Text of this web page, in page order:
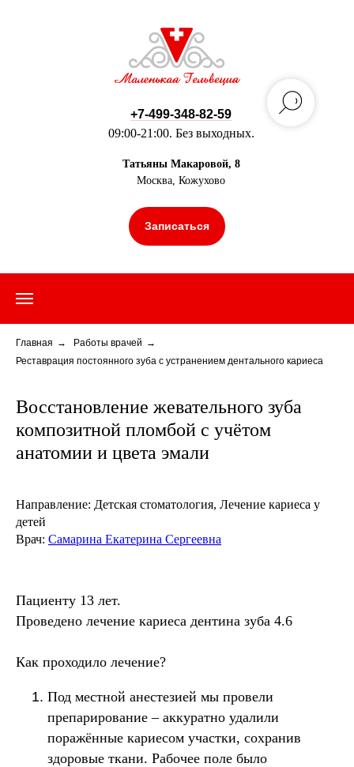
+7-499-348-82-59
09:00-21:00. Без выходных.
Татьяны Макаровой, 8
Москва, Кожухово
Записаться
Главная → Работы врачей →
Реставрация постоянного зуба с устранением дентального кариеса
Восстановление жевательного зуба
композитной пломбой с учётом
анатомии и цвета эмали
Направление: Детская стоматология, Лечение кариеса у
детей
Врач: Самарина Екатерина Сергеевна
Пациенту 13 лет.
Проведено лечение кариеса дентина зуба 4.6
Как проходило лечение?
Под местной анестезией мы провели
препарирование – аккуратно удалили
поражённые кариесом участки, сохранив
здоровые ткани. Рабочее поле было